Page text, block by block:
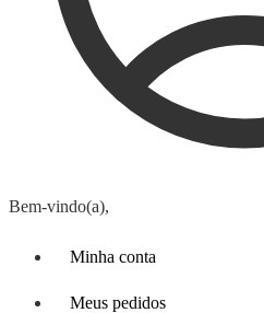
Bem-vindo(a),
Minha conta
Meus pedidos